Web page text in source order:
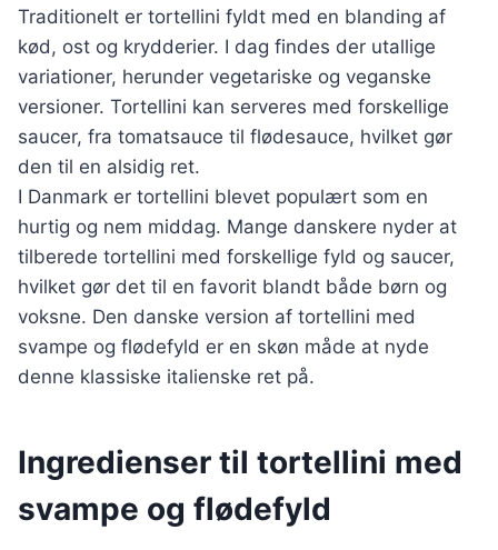
Traditionelt er tortellini fyldt med en blanding af
kød, ost og krydderier. I dag findes der utallige
variationer, herunder vegetariske og veganske
versioner. Tortellini kan serveres med forskellige
saucer, fra tomatsauce til flødesauce, hvilket gør
den til en alsidig ret.
I Danmark er tortellini blevet populært som en
hurtig og nem middag. Mange danskere nyder at
tilberede tortellini med forskellige fyld og saucer,
hvilket gør det til en favorit blandt både børn og
voksne. Den danske version af tortellini med
svampe og flødefyld er en skøn måde at nyde
denne klassiske italienske ret på.
Ingredienser til tortellini med
svampe og flødefyld